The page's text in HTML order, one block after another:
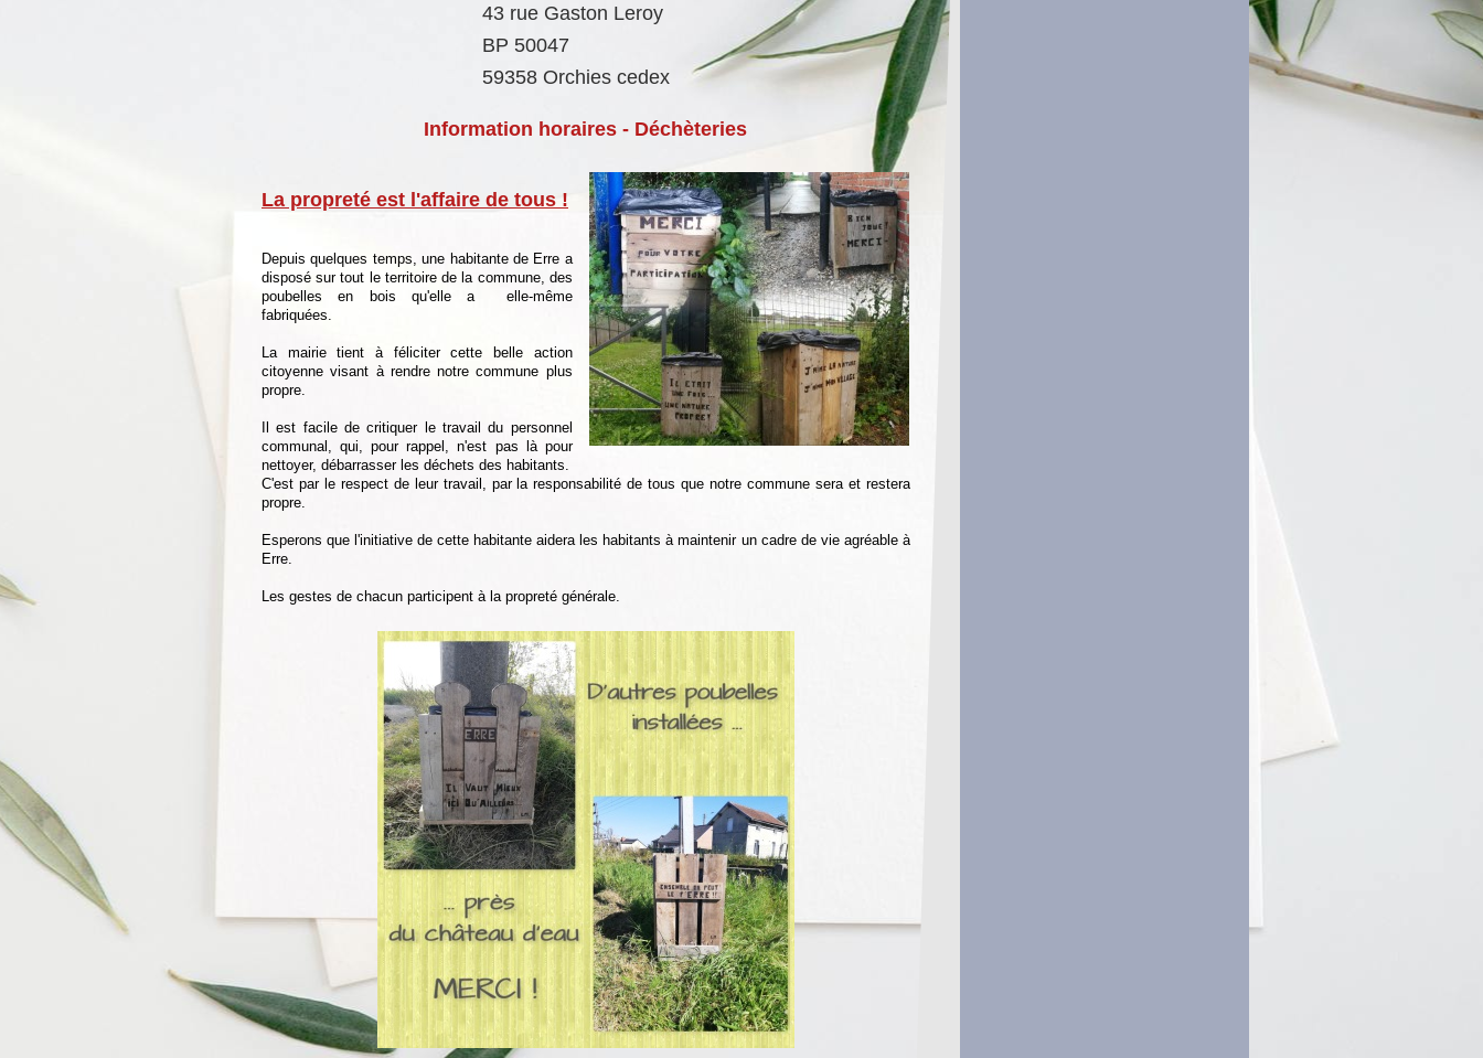
43 rue Gaston Leroy
BP 50047
59358 Orchies cedex
Information horaires - Déchèteries
La propreté est l'affaire de tous !
Depuis quelques temps, une habitante de Erre a
disposé sur tout le territoire de la commune, des
poubelles en bois qu'elle a elle-même
fabriquées.
La mairie tient à féliciter cette belle action
citoyenne visant à rendre notre commune plus
propre.
Il est facile de critiquer le travail du personnel
communal, qui, pour rappel, n'est pas là pour
nettoyer, débarrasser les déchets des habitants.
C'est par le respect de leur travail, par la responsabilité de tous que notre commune sera et restera
propre.
Esperons que l'initiative de cette habitante aidera les habitants à maintenir un cadre de vie agréable à
Erre.
Les gestes de chacun participent à la propreté générale.